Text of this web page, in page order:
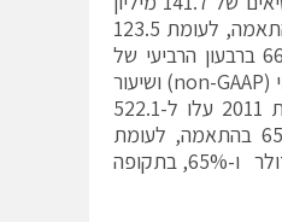
דולר ו-66.3% בהתאמה, לעומת 123.5
מיליון דולר ו-66.1% ברבעון הרביעי של
2010. הרווח הגולמי (non-GAAP) ושיעור
הרווח הגולמי בשנת 2011 עלו ל-522.1
מיליון דולר ו-65.5% בהתאמה, לעומת
451.9 מיליון דולר ו-65%, בתקופה